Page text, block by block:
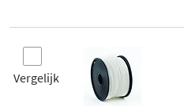
Vergelijk